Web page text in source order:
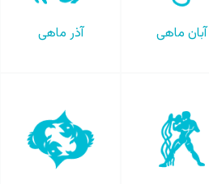
آبان ماهی آذر ماهی